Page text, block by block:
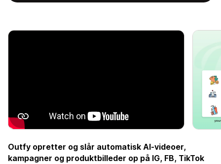
Outfy opretter og slår automatisk AI-videoer,
kampagner og produktbilleder op på IG, FB, TikTok